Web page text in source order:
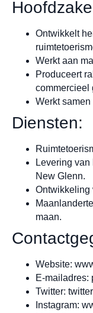
Ontwikkelt
Werkt aan
Produceert
commercieel
Werkt
Diensten:
Levering
New Glenn.
Ontwikkeling
maan.
Website:
E-mailadres:
Twitter:
Instagram: